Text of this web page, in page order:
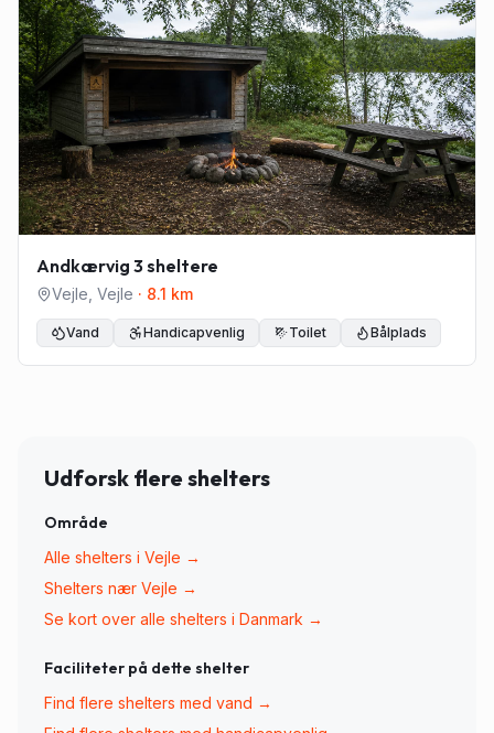
Andkærvig 3 sheltere
Vejle Vejle · 8.1 km
Vand Handicapvenlig Toilet Bålplads
Udforsk flere shelters
Område
Alle shelters i Vejle →
Shelters nær Vejle →
Se kort over alle shelters i Danmark →
Faciliteter på dette shelter
Find flere shelters med vand →